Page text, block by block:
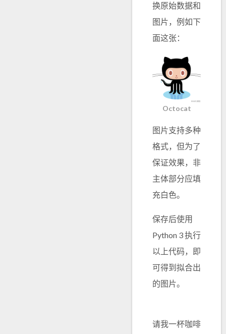
换原始数据和
图片，例如下
面这张：
Octocat
图片支持多种
格式，但为了
保证效果，非
主体部分应填
充白色。
保存后使用
Python 3 执行
以上代码，即
可得到拟合出
的图片。
请我一杯咖啡